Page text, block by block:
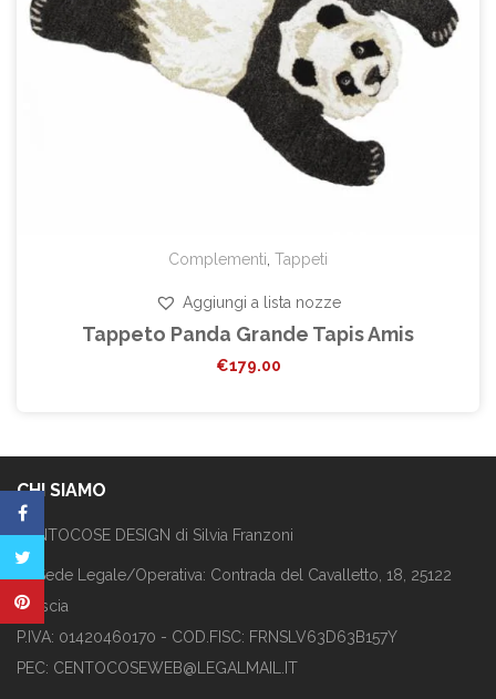
Complementi, Tappeti
Aggiungi a lista nozze
Tappeto Panda Grande Tapis Amis
€179.00
CHI SIAMO
CENTOCOSE DESIGN di Silvia Franzoni
Sede Legale/Operativa: Contrada del Cavalletto, 18, 25122
Brescia
P.IVA: 01420460170 - COD.FISC: FRNSLV63D63B157Y
PEC: CENTOCOSEWEB@LEGALMAIL.IT